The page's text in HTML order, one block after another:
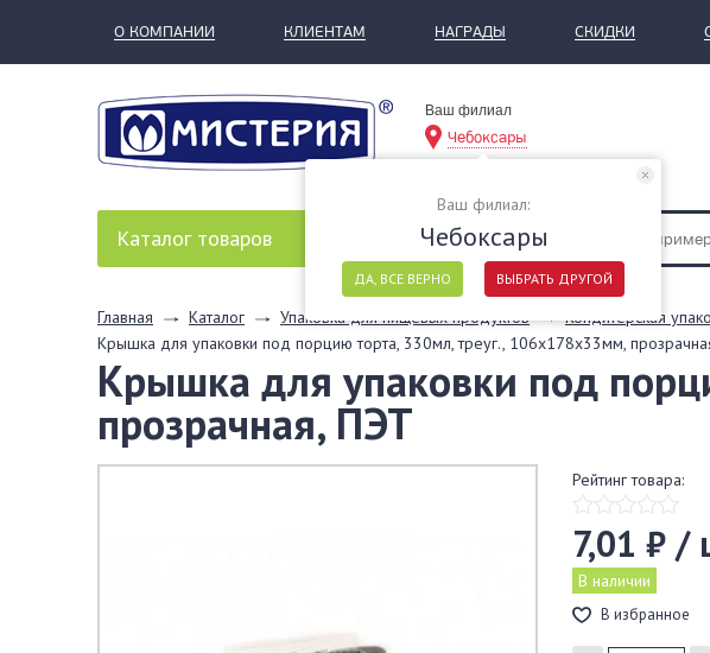
О КОМПАНИИ КЛИЕНТАМ НАГРАДЫ СКИДКИ
Ваш филиал
Чебоксары
Ваш филиал:
Чебоксары
ДА, ВСЕ ВЕРНО ВЫБРАТЬ ДРУГОЙ
Каталог товаров
Главная Каталог Упаковка для пищевых продуктов Кондитерская
Крышка для упаковки под порцию торта, 330мл, треуг., 106х178х33мм,
Крышка для упаковки под
прозрачная, ПЭТ
Рейтинг товара:
7,01 ₽ /
В наличии
В избранное